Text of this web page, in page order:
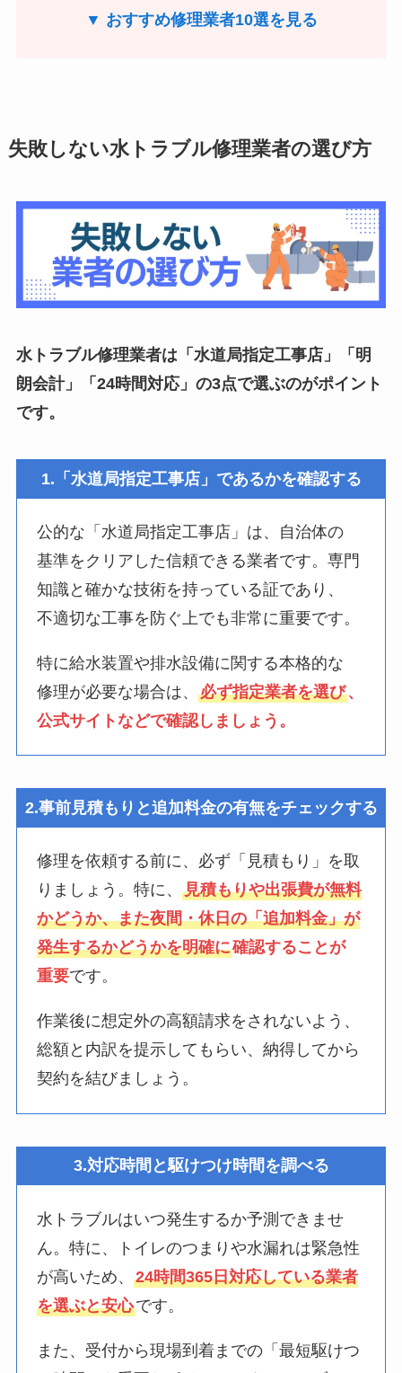
▼ おすすめ修理業者10選を見る
失敗しない水トラブル修理業者の選び方
水トラブル修理業者は「水道局指定工事店」「明
朗会計」「24時間対応」の3点で選ぶのがポイント
です。
1.「水道局指定工事店」であるかを確認する
公的な「水道局指定工事店」は、自治体の
基準をクリアした信頼できる業者です。専門
知識と確かな技術を持っている証であり、
不適切な工事を防ぐ上でも非常に重要です。
特に給水装置や排水設備に関する本格的な
修理が必要な場合は、必ず指定業者を選び、
公式サイトなどで確認しましょう。
2.事前見積もりと追加料金の有無をチェックする
修理を依頼する前に、必ず「見積もり」を取
りましょう。特に、見積もりや出張費が無料
かどうか、また夜間・休日の「追加料金」が
発生するかどうかを明確に確認することが
重要です。
作業後に想定外の高額請求をされないよう、
総額と内訳を提示してもらい、納得してから
契約を結びましょう。
3.対応時間と駆けつけ時間を調べる
水トラブルはいつ発生するか予測できませ
ん。特に、トイレのつまりや水漏れは緊急性
が高いため、24時間365日対応している業者
を選ぶと安心です。
また、受付から現場到着までの「最短駆けつ